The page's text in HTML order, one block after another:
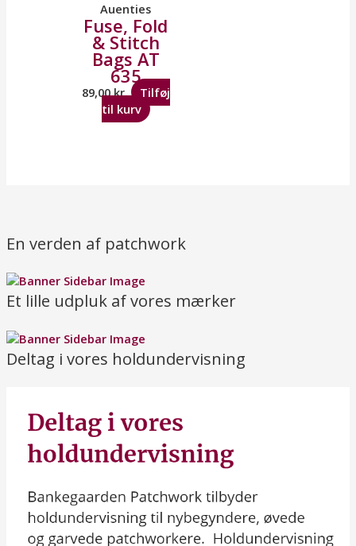
Auenties
Fuse, Fold
& Stitch
Bags AT
635
89,00kr.
Tilføj
til kurv
En verden af patchwork
Et lille udpluk af vores mærker
Deltag i vores holdundervisning